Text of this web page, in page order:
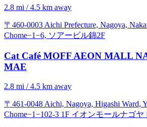
2.8 mi / 4.5 km away
〒460-0003 Aichi Prefecture, Nagoya,
Chome−1−6, ソアービル錦2F
Cat Café MOFF AEON MALL
MAE
2.8 mi / 4.5 km away
〒461-0048 Aichi, Nagoya, Higashi Ward,
Chome−1−102-3 1F イオンモールナゴ